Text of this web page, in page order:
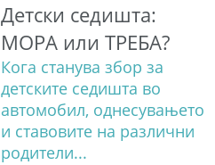
Детски седишта:
МОРА или ТРЕБА?
Кога станува збор за
детските седишта во
автомобил, однесувањето
и ставовите на различни
родители...